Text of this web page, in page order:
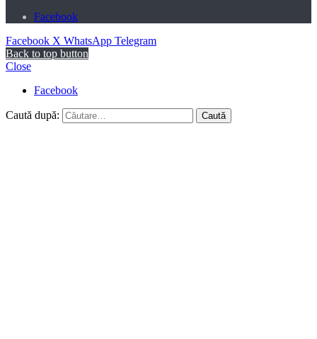
Facebook
Facebook X WhatsApp Telegram
Back to top button
Close
Facebook
Caută după: